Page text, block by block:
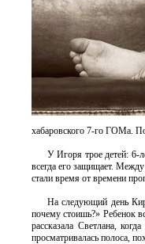
хабаровского 7-го ГОМа.
У Игоря трое детей: 6-
всегда его защищает.
стали время от времени
На следующий день
почему стоишь?» Ребенок
рассказала Светлана,
просматривалась полоса,